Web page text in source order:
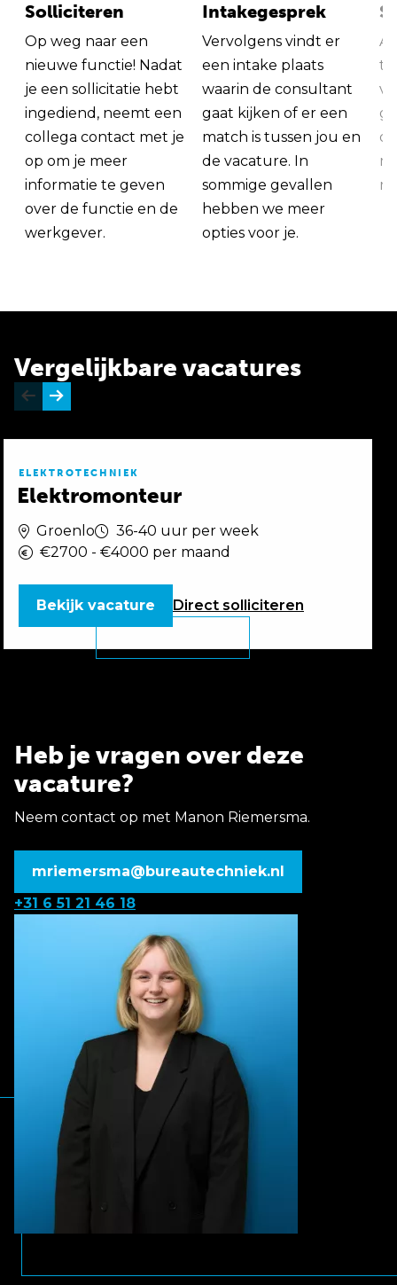
Solliciteren
Op weg naar een
nieuwe functie! Nadat
je een sollicitatie hebt
ingediend, neemt een
collega contact met je
op om je meer
informatie te geven
over de functie en de
werkgever.
Intakegesprek
Vervolgens vindt er
een intake plaats
waarin de consultant
gaat kijken of er een
match is tussen jou en
de vacature. In
sommige gevallen
hebben we meer
opties voor je.
Vergelijkbare vacatures
ELEKTROTECHNIEK
Elektromonteur
Groenlo
36-40 uur per week
€2700 - €4000 per maand
Direct solliciteren
Bekijk vacature
Heb je vragen over deze
vacature?
Neem contact op met Manon Riemersma.
mriemersma@bureautechniek.nl
+31 6 51 21 46 18